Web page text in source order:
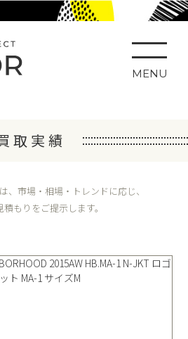
MENU
取実績
、市場・相場・トレンドに応じ、
もりをご提示します。